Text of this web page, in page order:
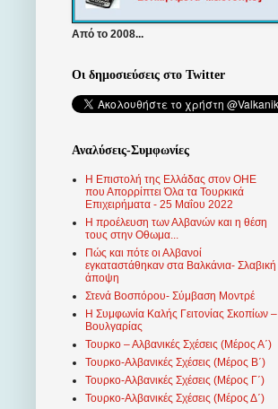
Από το 2008...
Οι δημοσιεύσεις στο Twitter
Αναλύσεις-Συμφωνίες
Η Επιστολή της Ελλάδας στον ΟΗΕ
που Απορρίπτει Όλα τα Τουρκικά
Επιχειρήματα - 25 Μαΐου 2022
Η προέλευση των Αλβανών και η θέση
τους στην Οθωμα...
Πώς και πότε οι Αλβανοί
εγκαταστάθηκαν στα Βαλκάνια- Σλαβική
άποψη
Στενά Βοσπόρου- Σύμβαση Μοντρέ
Η Συμφωνία Καλής Γειτονίας Σκοπίων –
Βουλγαρίας
Τουρκο – Αλβανικές Σχέσεις (Mέρος Α΄)
Τουρκο-Αλβανικές Σχέσεις (Μέρος Β΄)
Τουρκο-Αλβανικές Σχέσεις (Μέρος Γ΄)
Τουρκο-Αλβανικές Σχέσεις (Μέρος Δ΄)